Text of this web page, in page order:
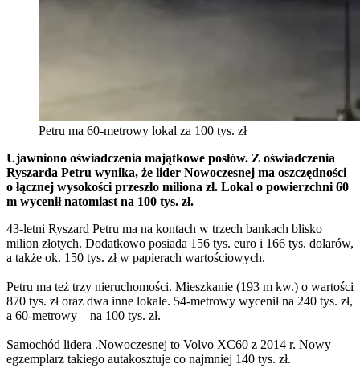
Petru ma 60-metrowy lokal za 100 tys. zł
Ujawniono oświadczenia majątkowe posłów. Z oświadczenia
Ryszarda Petru wynika, że lider Nowoczesnej ma oszczędności
o łącznej wysokości przeszło miliona zł. Lokal o powierzchni 60
m wycenił natomiast na 100 tys. zł.
43-letni Ryszard Petru ma na kontach w trzech bankach blisko
milion złotych. Dodatkowo posiada 156 tys. euro i 166 tys. dolarów,
a także ok. 150 tys. zł w papierach wartościowych.
Petru ma też trzy nieruchomości. Mieszkanie (193 m kw.) o wartości
870 tys. zł oraz dwa inne lokale. 54-metrowy wycenił na 240 tys. zł,
a 60-metrowy – na 100 tys. zł.
Samochód lidera .Nowoczesnej to Volvo XC60 z 2014 r. Nowy
egzemplarz takiego autakosztuje co najmniej 140 tys. zł.